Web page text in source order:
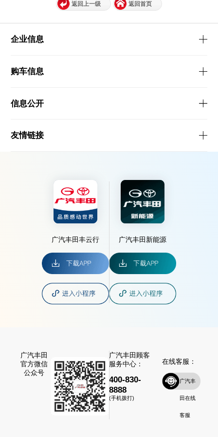
返回上一级 返回首页
企业信息
购车信息
信息公开
友情链接
广汽丰田丰云行 广汽丰田新能源
广汽丰田
官方微信
公众号
广汽丰田顾客
服务中心：
400-830-
8888
(手机拨打)
在线客服：
广汽丰
田在线
客服